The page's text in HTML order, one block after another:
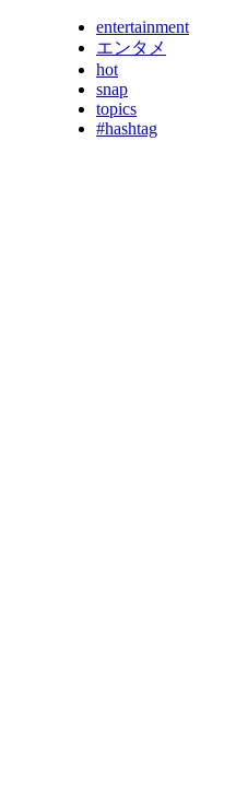
entertainment
エンタメ
hot
snap
topics
#hashtag